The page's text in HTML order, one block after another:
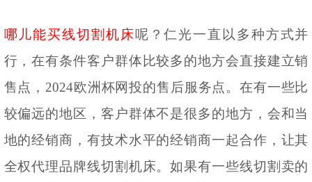
哪儿能买线切割机床 呢？仁光一直以多种方式并
行，在有条件客户群体比较多的地方会直接建立销
售点，2024欧洲杯网投的售后服务点。在有一些比
较偏远的地区，客户群体不是很多的地方，会和当
地的经销商，有技术水平的经销商一起合作，让其
全权代理品牌线切割机床。如果有一些线切割卖的